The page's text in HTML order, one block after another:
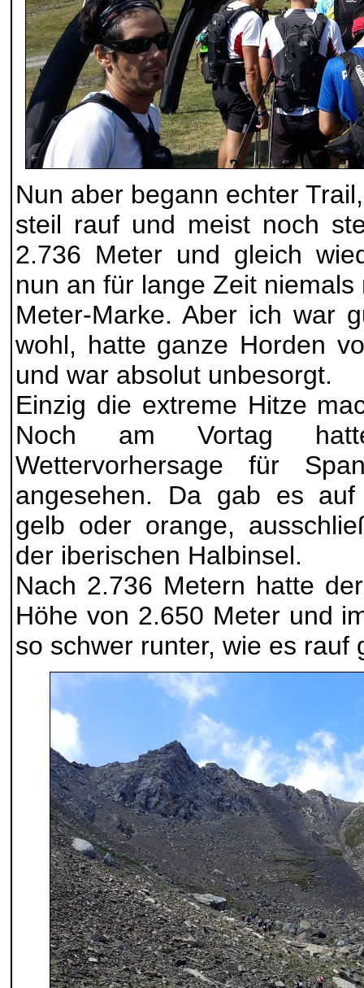
Nun aber begann echter
steil rauf und meist noch
2.736 Meter und gleich
nun an für lange Zeit
Meter-Marke. Aber ich war
wohl, hatte ganze Horden
und war absolut unbesorgt.
Einzig die extreme Hitze
Noch am Vortag
Wettervorhersage für
angesehen. Da gab es
gelb oder orange,
der iberischen Halbinsel.
Nach 2.736 Metern hatte
Höhe von 2.650 Meter und
so schwer runter, wie es rauf